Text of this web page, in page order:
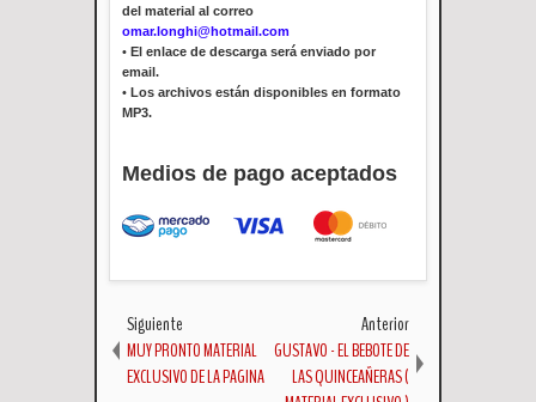
del material al correo
omar.longhi@hotmail.com
• El enlace de descarga será enviado por
email.
• Los archivos están disponibles en formato
MP3.
Medios de pago aceptados
Siguiente
MUY PRONTO MATERIAL
EXCLUSIVO DE LA PAGINA
Anterior
GUSTAVO - EL BEBOTE DE
LAS QUINCEAÑERAS (